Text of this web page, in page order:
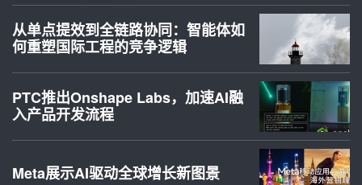
从单点提效到全链路协同：智能体如
何重塑国际工程的竞争逻辑
PTC推出Onshape Labs，加速AI融
入产品开发流程
Meta展示AI驱动全球增长新图景